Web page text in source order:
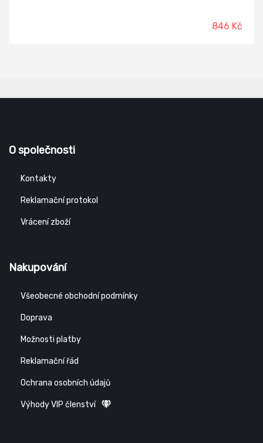
846 Kč
O společnosti
Kontakty
Reklamační protokol
Vrácení zboží
Nakupování
Všeobecné obchodní podmínky
Doprava
Možnosti platby
Reklamační řád
Ochrana osobních údajů
Výhody VIP členství